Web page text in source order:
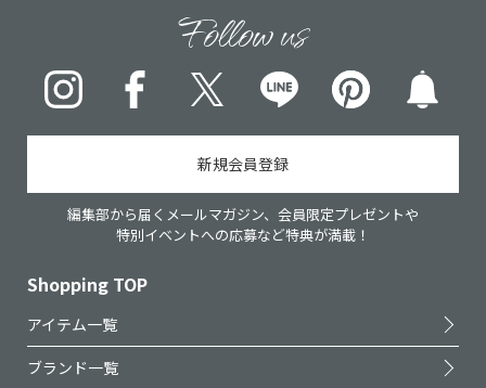
Follow us
InstagramFacebookX LINE pinterest
新規会員登録
編集部から届くメールマガジン、会員限定プレゼントや
特別イベントへの応募など特典が満載！
Shopping TOP
アイテム一覧
ブランド一覧